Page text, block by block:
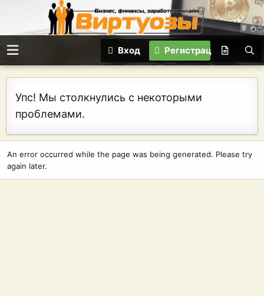
Вход Регистрация
Упс! Мы столкнулись с некоторыми
проблемами.
An error occurred while the page was being generated. Please try
again later.